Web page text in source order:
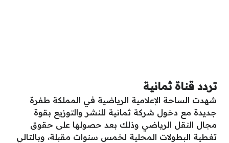
تردد قناة ثمانية
شهدت الساحة الإعلامية الرياضية في المملكة طفرة
جديدة مع دخول شركة ثمانية للنشر والتوزيع بقوة
مجال النقل الرياضي وذلك بعد حصولها على حقوق
تغطية البطولات المحلية لخمس سنوات مقبلة، وبالتالي